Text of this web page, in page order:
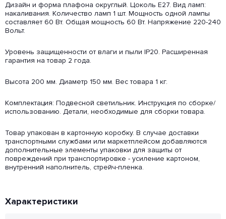
Дизайн и форма плафона округлый. Цоколь E27. Вид ламп:
накаливания. Количество ламп 1 шт. Мощность одной лампы
составляет 60 Вт. Общая мощность 60 Вт. Напряжение 220-240
Вольт.
Уровень защищенности от влаги и пыли IP20. Расширенная
гарантия на товар 2 года.
Высота 200 мм. Диаметр 150 мм. Вес товара 1 кг.
Комплектация: Подвесной светильник. Инструкция по сборке/
использованию. Детали, необходимые для сборки товара.
Товар упакован в картонную коробку. В случае доставки
транспортными службами или маркетплейсом добавляются
дополнительные элементы упаковки для защиты от
повреждений при транспортировке - усиление картоном,
внутренний наполнитель, стрейч-пленка.
Характеристики